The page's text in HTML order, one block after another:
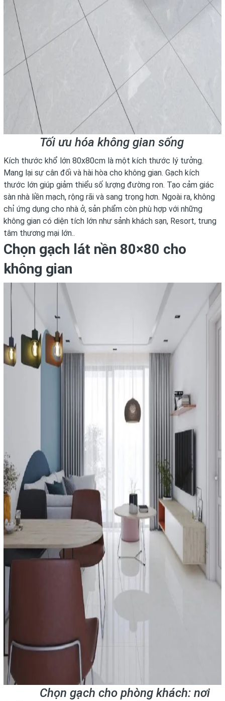
Tối ưu hóa không gian sống
Kích thước khổ lớn 80x80cm là một kích thước lý tưởng.
Mang lại sự cân đối và hài hòa cho không gian. Gạch kích
thước lớn giúp giảm thiểu số lượng đường ron. Tạo cảm giác
sàn nhà liền mạch, rộng rãi và sang trọng hơn. Ngoài ra, không
chỉ ứng dụng cho nhà ở, sản phẩm còn phù hợp với những
không gian có diện tích lớn như sảnh khách sạn, Resort, trung
tâm thương mại lớn..
Chọn gạch lát nền 80×80 cho
không gian
Chọn gạch cho phòng khách: nơi